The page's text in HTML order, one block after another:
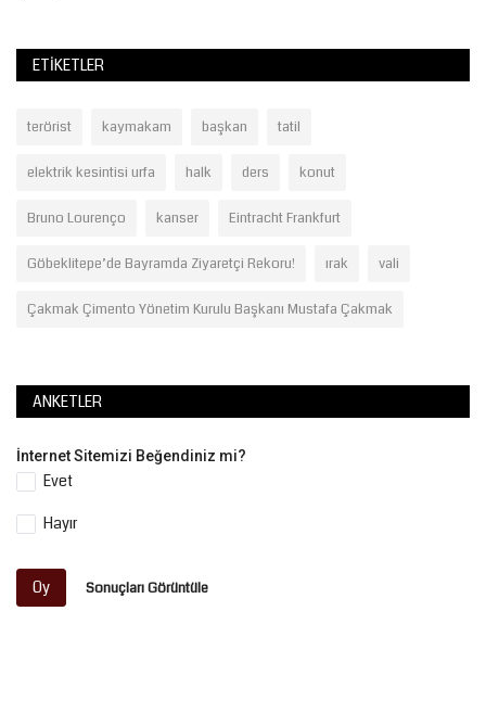
ETIKETLER
terörist kaymakam başkan tatil
elektrik kesintisi urfa halk ders konut
Bruno Lourenço kanser Eintracht Frankfurt
Göbeklitepe’de Bayramda Ziyaretçi Rekoru! ırak vali
Çakmak Çimento Yönetim Kurulu Başkanı Mustafa Çakmak
ANKETLER
İnternet Sitemizi Beğendiniz mi?
Evet
Hayır
Oy Sonuçları Görüntüle